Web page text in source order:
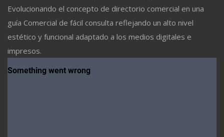
Evolucionando el concepto de directorio comercial en una
guía Comercial de fácil consulta reflejando un alto nivel
estético y funcional adaptado a los medios digitales e
impresos.